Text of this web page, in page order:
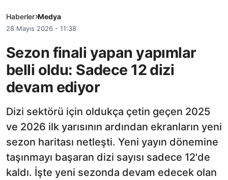
Haberler Medya
28 Mayıs 2026 - 11:38
Sezon finali yapan yapımlar
belli oldu: Sadece 12 dizi
devam ediyor
Dizi sektörü için oldukça çetin geçen 2025
ve 2026 ilk yarısının ardından ekranların yeni
sezon haritası netleşti. Yeni yayın dönemine
taşınmayı başaran dizi sayısı sadece 12'de
kaldı. İşte yeni sezonda devam edecek olan